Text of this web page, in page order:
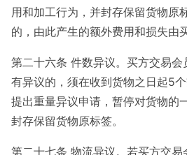
用和加工行为，并封存保留货物原
的，由此产生的额外费用和损失由
第二十六条 件数异议。买方交易
有异议的，须在收到货物之日起5
提出重量异议申请，暂停对货物的
封存保留货物原标签。
第二十七条 物流异议。若买方交